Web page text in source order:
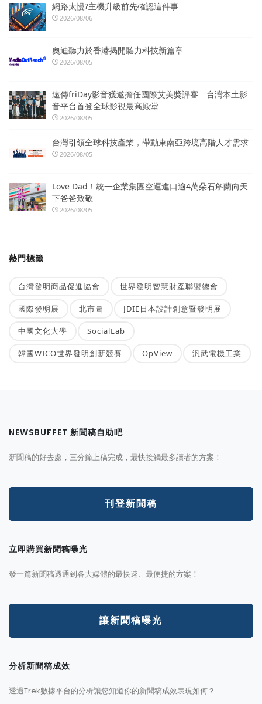
網路太慢?主機升級前先確認這件事
2026/08/06
奧迪聽力於香港揭開聽力科技新篇章
2026/08/05
遠傳friDay影音獲邀擔任國際艾美獎評審 台灣本土影
音平台首登全球影視最高殿堂
2026/08/05
台灣引領全球科技產業，帶動東南亞跨境高階人才需求
2026/08/05
Love Dad！統一企業集團空運進口逾4萬朵石斛蘭向天
下爸爸致敬
2026/08/05
熱門標籤
台灣發明商品促進協會 世界發明智慧財產聯盟總會
國際發明展 北市圖 JDIE日本設計創意暨發明展
中國文化大學 SocialLab
韓國WICO世界發明創新競賽 OpView 汎武電機工業
NEWSBUFFET 新聞稿自助吧
新聞稿的好去處，三分鐘上稿完成，最快接觸最多讀者的方案！
刊登新聞稿
立即購買新聞稿曝光
發一篇新聞稿透通到各大媒體的最快速、最便捷的方案！
讓新聞稿曝光
分析新聞稿成效
透過Trek數據平台的分析讓您知道你的新聞稿成效表現如何？